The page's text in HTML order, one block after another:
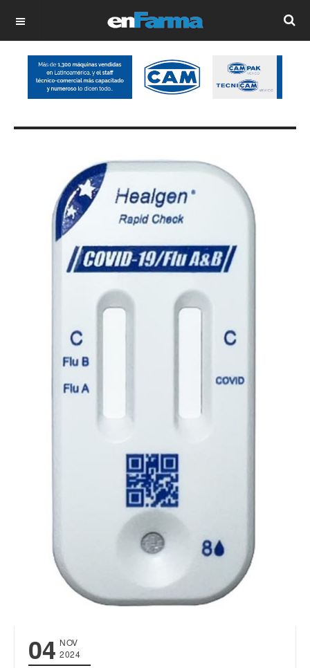
OFF CANVAS
04 NOV
2024